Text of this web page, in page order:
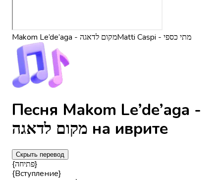
Makom Le’de’aga - מקום לדאגה Matti Caspi - מתי כספי
Песня Makom Le’de’aga -
מקום לדאגה на иврите
Скрыть перевод
{פתיחה}
{Вступление}